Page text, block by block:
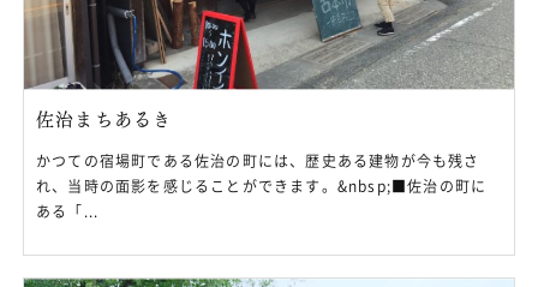
佐治まちあるき
かつての宿場町である佐治の町には、歴史ある建物が今も残さ
れ、当時の面影を感じることができます。&nbsp;■佐治の町に
ある「...